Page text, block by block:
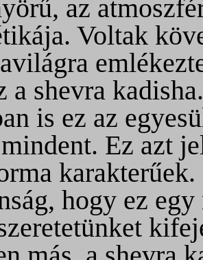
az
Voltak
a shevra
is ez az
Ez azt
hogy ez